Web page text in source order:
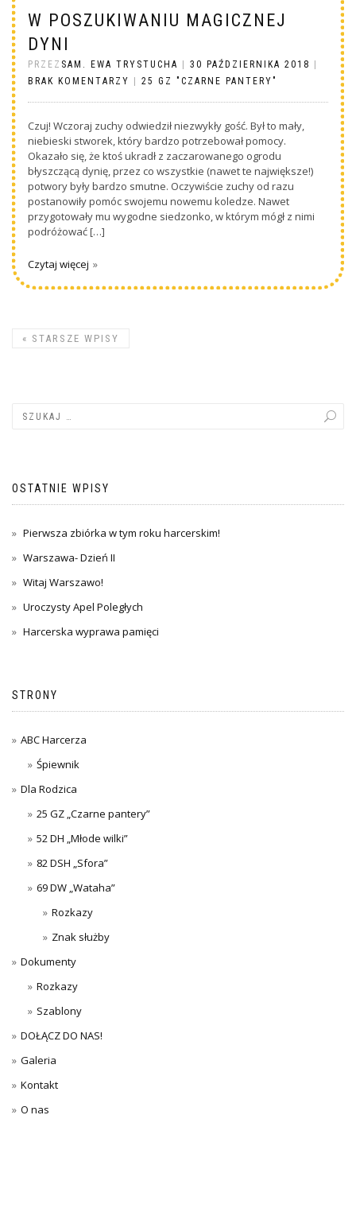
W POSZUKIWANIU MAGICZNEJ
DYNI
PRZEZ SAM. EWA TRYSTUCHA 30 PAŹDZIERNIKA 2018
BRAK KOMENTARZY
25 GZ "CZARNE PANTERY"
Czuj! Wczoraj zuchy odwiedził niezwykły gość. Był to mały,
niebieski stworek, który bardzo potrzebował pomocy.
Okazało się, że ktoś ukradł z zaczarowanego ogrodu
błyszczącą dynię, przez co wszystkie (nawet te największe!)
potwory były bardzo smutne. Oczywiście zuchy od razu
postanowiły pomóc swojemu nowemu koledze. Nawet
przygotowały mu wygodne siedzonko, w którym mógł z nimi
podróżować […]
Czytaj więcej
« STARSZE WPISY
OSTATNIE WPISY
Pierwsza zbiórka w tym roku harcerskim!
Warszawa- Dzień II
Witaj Warszawo!
Uroczysty Apel Poległych
Harcerska wyprawa pamięci
STRONY
ABC Harcerza
Śpiewnik
Dla Rodzica
25 GZ „Czarne pantery”
52 DH „Młode wilki”
82 DSH „Sfora”
69 DW „Wataha”
Rozkazy
Znak służby
Dokumenty
Rozkazy
Szablony
DOŁĄCZ DO NAS!
Galeria
Kontakt
O nas